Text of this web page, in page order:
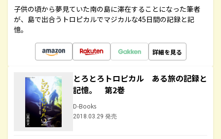
子供の頃から夢見ていた南の島に滞在することになった筆者
が、島で出合うトロピカルでマジカルな45日間の記録と記
憶。
詳細を見る
とろとろトロピカル ある旅の記録と
記憶。 第2巻
D-Books
2018.03.29 発売